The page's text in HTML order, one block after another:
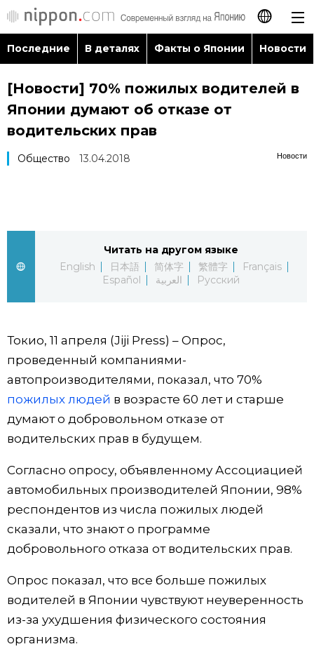
日本語
English
العربية
Последние
Фото/Видео
Разделы
Люди
Политика
Экономика
Общество
Культура
Популярные статьи
Японский калейдоскоп
Семья
Еда и напитки
Последние В деталях Факты о Японии Новости
[Новости] 70% пожилых водителей в
Японии думают об отказе от
водительских прав
Новости
Общество 13.04.2018
Читать на другом языке
English
日本語 简体字 繁體字
Français
Español
العربية Русский
Токио, 11 апреля (Jiji Press) – Опрос,
проведенный компаниями-
автопроизводителями, показал, что 70%
пожилых людей в возрасте 60 лет и старше
думают о добровольном отказе от
водительских прав в будущем.
Согласно опросу, объявленному Ассоциацией
автомобильных производителей Японии, 98%
респондентов из числа пожилых людей
сказали, что знают о программе
добровольного отказа от водительских прав.
Опрос показал, что все больше пожилых
водителей в Японии чувствуют неуверенность
из-за ухудшения физического состояния
организма.